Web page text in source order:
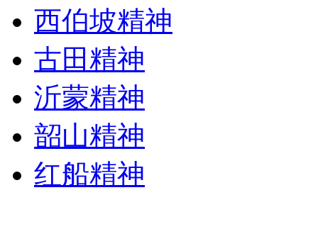
西伯坡精神
古田精神
沂蒙精神
韶山精神
红船精神